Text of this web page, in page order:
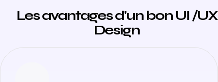
Les avantages d'un bon UI /UX
Design